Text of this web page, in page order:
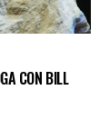
CON BILL